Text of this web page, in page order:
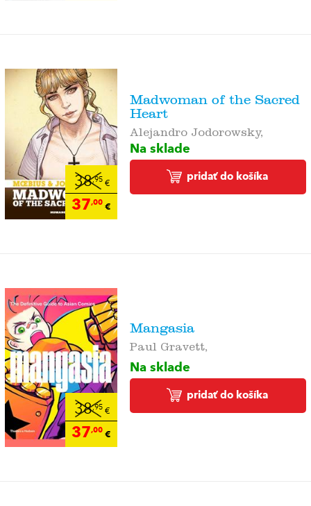
38,95€
37,00€
Madwoman of the Sacred
Heart
Alejandro Jodorowsky,
Na sklade
pridať do košíka
38,95€
37,00€
Mangasia
Paul Gravett,
Na sklade
pridať do košíka